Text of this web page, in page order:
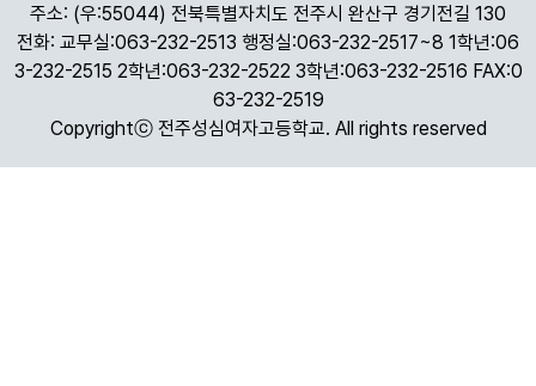
주소: (우:55044) 전북특별자치도 전주시 완산구 경기전길 130
전화: 교무실:063-232-2513 행정실:063-232-2517~8 1학년:06
3-232-2515 2학년:063-232-2522 3학년:063-232-2516 FAX:0
63-232-2519
Copyrightⓒ 전주성심여자고등학교. All rights reserved